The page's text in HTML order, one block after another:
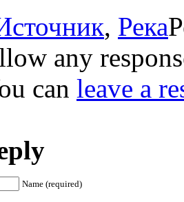
, Река
any
can leave a
Name (required)